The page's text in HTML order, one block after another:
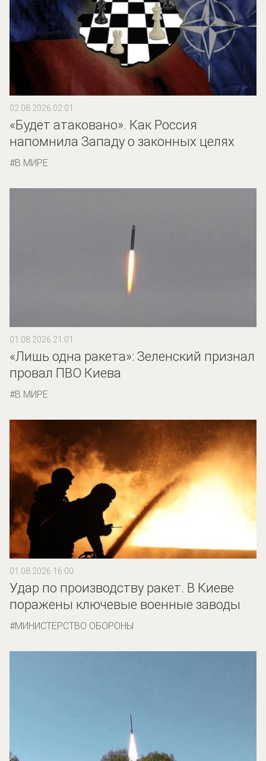
02.08.2026 02:01
«Будет атаковано». Как Россия
напомнила Западу о законных целях
В МИРЕ
01.08.2026 21:01
«Лишь одна ракета»: Зеленский признал
провал ПВО Киева
В МИРЕ
01.08.2026 16:00
Удар по производству ракет. В Киеве
поражены ключевые военные заводы
МИНИСТЕРСТВО ОБОРОНЫ